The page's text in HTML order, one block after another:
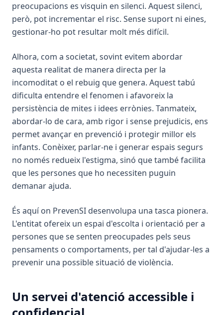
preocupacions es visquin en silenci. Aquest silenci,
però, pot incrementar el risc. Sense suport ni eines,
gestionar-ho pot resultar molt més difícil.
Alhora, com a societat, sovint evitem abordar
aquesta realitat de manera directa per la
incomoditat o el rebuig que genera. Aquest tabú
dificulta entendre el fenomen i afavoreix la
persistència de mites i idees errònies. Tanmateix,
abordar-lo de cara, amb rigor i sense prejudicis, ens
permet avançar en prevenció i protegir millor els
infants. Conèixer, parlar-ne i generar espais segurs
no només redueix l'estigma, sinó que també facilita
que les persones que ho necessiten puguin
demanar ajuda.
És aquí on PrevenSI desenvolupa una tasca pionera.
L'entitat ofereix un espai d'escolta i orientació per a
persones que se senten preocupades pels seus
pensaments o comportaments, per tal d'ajudar-les a
prevenir una possible situació de violència.
Un servei d'atenció accessible i